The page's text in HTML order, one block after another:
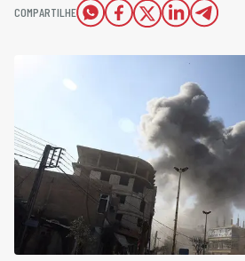
COMPARTILHE